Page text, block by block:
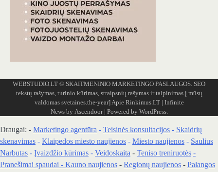
WEBSTUDIO.LT © SKAITMENINIO MARKETINGO PASLAUGOS. SEO
tekstų rašymas, turinio kūrimas, straipsnių rašymas ir talpinimas į mūsų
valdomas svetaines.the-year] Apie Rinkimus.LT| Infinite
News by Ascendoor| Powered by WordPress.
Draugai: - Marketingo agentūra - Teisinės konsultacijos - Skaidrių
skenavimas - Klaipedos miesto naujienos - Miesto naujienos - Saulius
Narbutas - Įvaizdžio kūrimas - Veidoskaita - Teniso treniruotės -
Pranešimai spaudai - Kauno naujienos - Regionų naujienos - Palangos